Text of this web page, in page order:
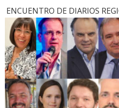
ENCUENTRO DE DIARIOS